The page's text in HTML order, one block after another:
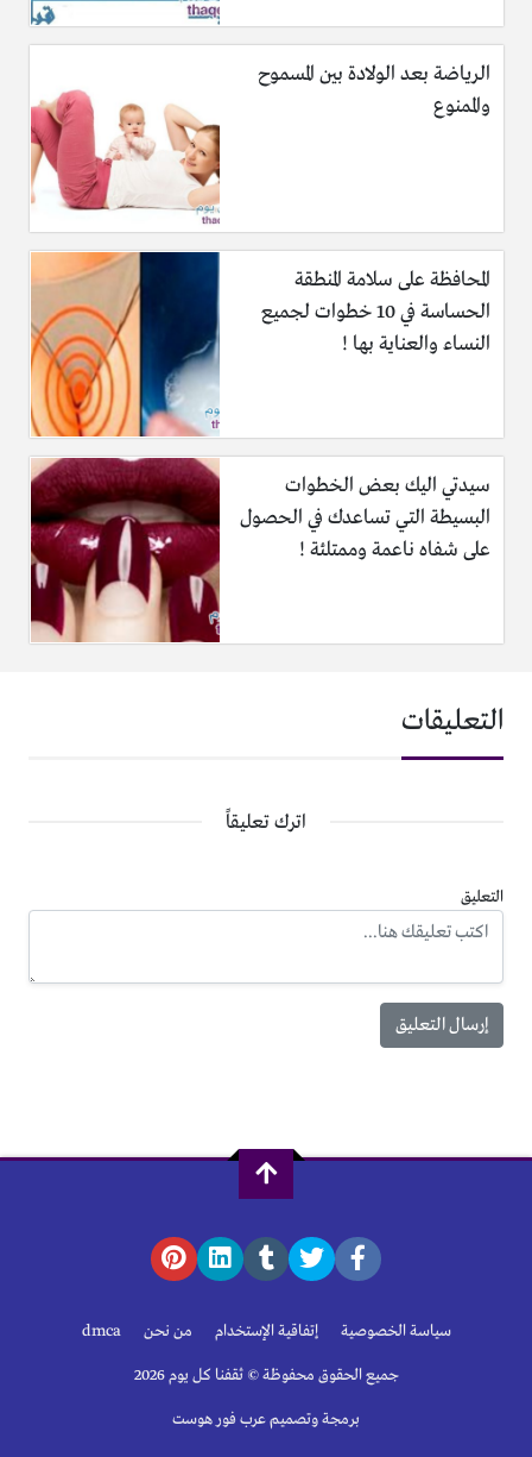
الرياضة بعد الولادة بين المسموح
والممنوع
المحافظة على سلامة المنطقة
الحساسة في 10 خطوات لجميع
النساء والعناية بها !
سيدتي اليك بعض الخطوات
البسيطة التي تساعدك في الحصول
على شفاه ناعمة وممتلئة !
التعليقات
اترك تعليقاً
التعليق
سياسة الخصوصية إتفاقية الإستخدام من نحن dmca
جميع الحقوق محفوظة © ثقفنا كل يوم 2026
برمجة وتصميم عرب فور هوست